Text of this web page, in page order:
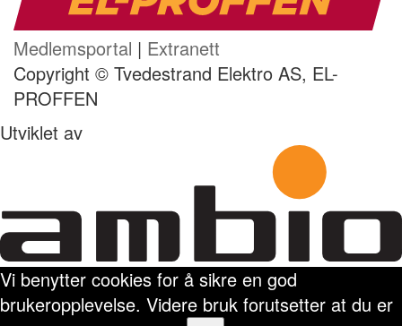
Medlemsportal | Extranett
Copyright © Tvedestrand Elektro AS, EL-
PROFFEN
Utviklet av
Vi benytter cookies for å sikre en god
brukeropplevelse. Videre bruk forutsetter at du er